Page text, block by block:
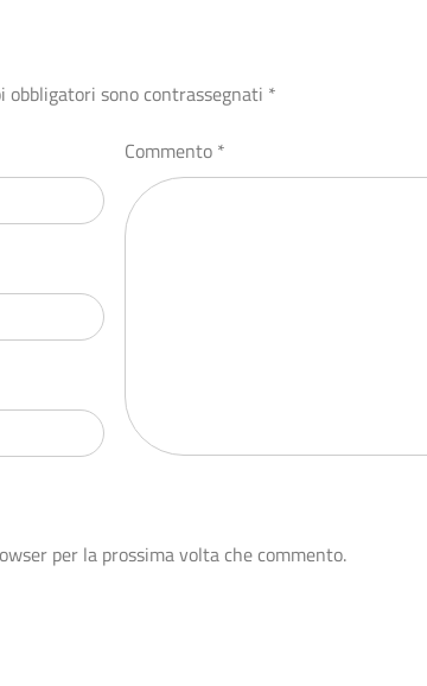
obbligatori sono contrassegnati *
Commento *
per la prossima volta che commento.